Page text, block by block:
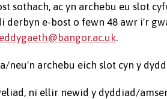
sothach, ac yn archebu eu slot
derbyn e-bost o fewn 48 awr i'r
.
neu'n archebu eich slot cyn y
ni ellir newid y dyddiad/